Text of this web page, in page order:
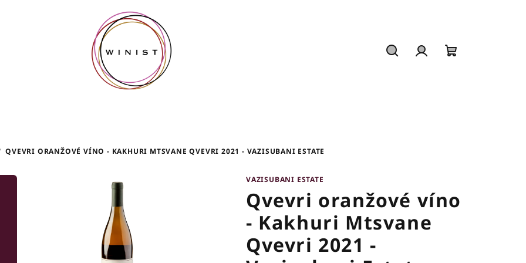
QVEVRI ORANŽOVÉ VÍNO - KAKHURI MTSVANE QVEVRI 2021 - VAZISUBANI ESTATE
VAZISUBANI ESTATE
Qvevri oranžové víno
- Kakhuri Mtsvane
Qvevri 2021 -